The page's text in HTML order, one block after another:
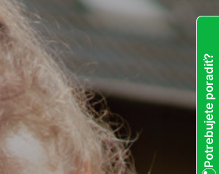
Potrebujete poradiť?